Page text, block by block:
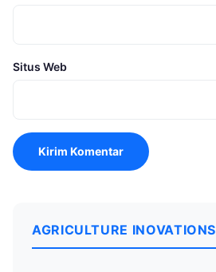
Situs Web
AGRICULTURE INOVATIONS